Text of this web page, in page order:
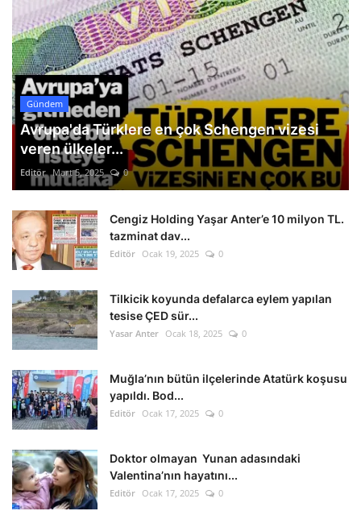
Gündem
Avrupa'da Türklere en çok Schengen vizesi
veren ülkeler...
Editör Mart 5, 2025 0
Cengiz Holding Yaşar Anter’e 10 milyon TL.
tazminat dav...
Editör Ocak 19, 2025 0
Tilkicik koyunda defalarca eylem yapılan
tesise ÇED sür...
Yasar Anter Ocak 18, 2025 0
Muğla’nın bütün ilçelerinde Atatürk koşusu
yapıldı. Bod...
Editör Ocak 17, 2025 0
Doktor olmayan Yunan adasındaki
Valentina’nın hayatını...
Editör Ocak 17, 2025 0